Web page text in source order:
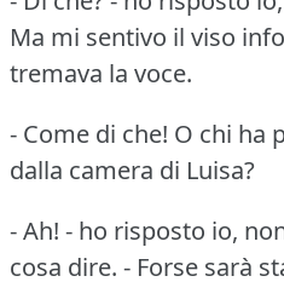
Ma mi sentivo il viso
tremava la voce.
- Come di che! O chi ha
dalla camera di Luisa?
- Ah! - ho risposto io,
cosa dire. - Forse sarà